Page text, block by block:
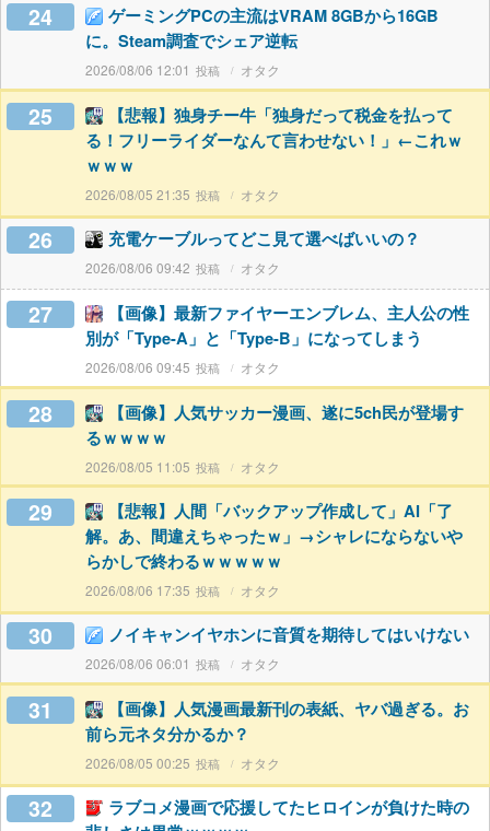
24
ゲーミングPCの主流はVRAM 8GBから16GB
に。Steam調査でシェア逆転
2026/08/06 12:01 オタク
25
【悲報】独身チー牛「独身だって税金を払って
る！フリーライダーなんて言わせない！」←これｗ
ｗｗｗ
2026/08/05 21:35 オタク
26 充電ケーブルってどこ見て選べばいいの？
2026/08/06 09:42 オタク
27
【画像】最新ファイヤーエンブレム、主人公の性
別が「Type-A」と「Type-B」になってしまう
2026/08/06 09:45 オタク
28
【画像】人気サッカー漫画、遂に5ch民が登場す
るｗｗｗｗ
2026/08/05 11:05 オタク
29
【悲報】人間「バックアップ作成して」AI「了
解。あ、間違えちゃったｗ」→シャレにならないや
らかしで終わるｗｗｗｗｗ
2026/08/06 17:35 オタク
30 ノイキャンイヤホンに音質を期待してはいけない
2026/08/06 06:01 オタク
31
【画像】人気漫画最新刊の表紙、ヤバ過ぎる。お
前ら元ネタ分かるか？
2026/08/05 00:25 オタク
32
ラブコメ漫画で応援してたヒロインが負けた時の